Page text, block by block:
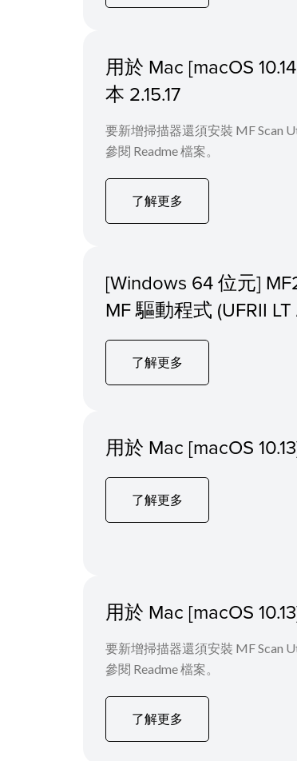
用於 Mac [macOS
本 2.15.17
要新增掃描器還須安裝 MF Scan
參閱 Readme 檔案。
了解更多
[Windows 64 位元]
MF 驅動程式 (UFRII
了解更多
用於 Mac [macOS
了解更多
用於 Mac [macOS
要新增掃描器還須安裝 MF Scan
參閱 Readme 檔案。
了解更多